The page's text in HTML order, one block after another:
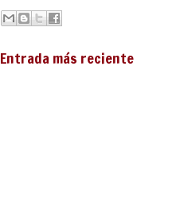
Entrada más reciente